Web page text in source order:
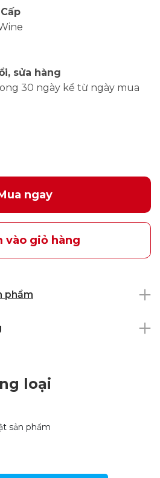
sửa hàng
30 ngày kể từ ngày mua
ngay
vào giỏ hàng
phẩm
loại
sản phẩm